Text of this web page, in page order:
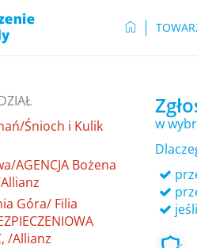
Śnioch i Kulik
AGENCJA Bożena
Góra/ Filia
/Allianz
w